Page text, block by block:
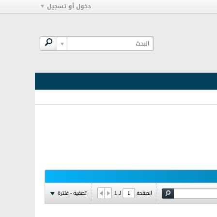
دخول أو تسجيل
الصفحة لـ1 تصفية - فلترة